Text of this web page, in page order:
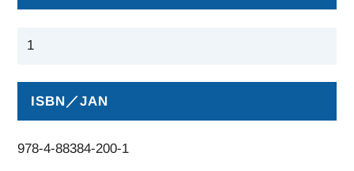
ISBN／JAN
978-4-88384-200-1